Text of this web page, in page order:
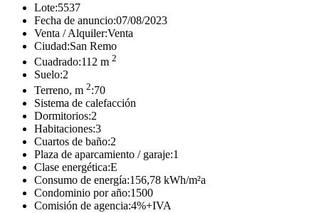
Lote:5537
Fecha de anuncio:07/08/2023
Venta / Alquiler:Venta
Ciudad:San Remo
Cuadrado:112 m 2
Suelo:2
Terreno, m 2:70
Sistema de calefacción
Dormitorios:2
Habitaciones:3
Cuartos de baño:2
Plaza de aparcamiento / garaje:1
Clase energética:E
Consumo de energía:156,78 kWh/m²a
Condominio por año:1500
Comisión de agencia:4%+IVA